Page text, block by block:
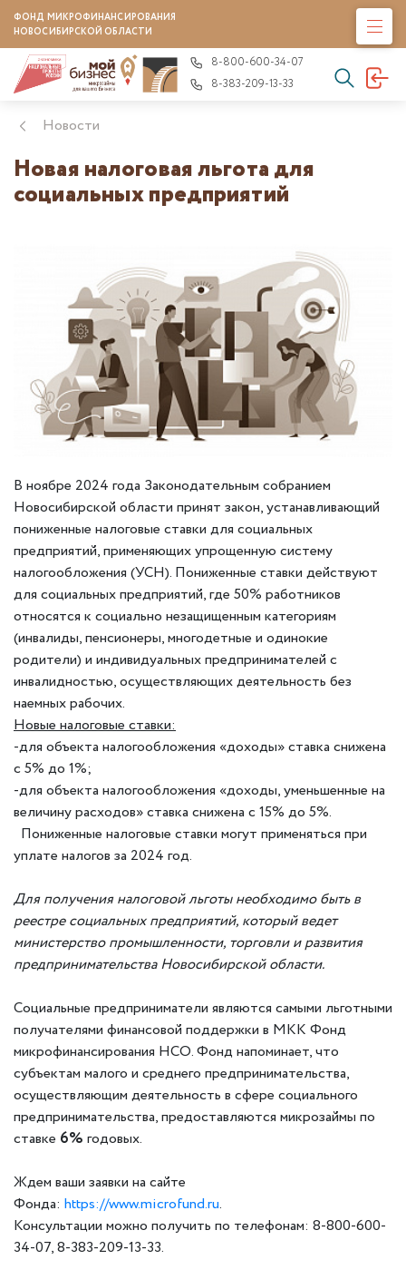
ФОНД МИКРОФИНАНСИРОВАНИЯ
НОВОСИБИРСКОЙ ОБЛАСТИ
8-800-600-34-07
8-383-209-13-33
Новости
Новая налоговая льгота для
социальных предприятий
В ноябре 2024 года Законодательным собранием
Новосибирской области принят закон, устанавливающий
пониженные налоговые ставки для социальных
предприятий, применяющих упрощенную систему
налогообложения (УСН). Пониженные ставки действуют
для социальных предприятий, где 50% работников
относятся к социально незащищенным категориям
(инвалиды, пенсионеры, многодетные и одинокие
родители) и индивидуальных предпринимателей с
инвалидностью, осуществляющих деятельность без
наемных рабочих.
Новые налоговые ставки:
-для объекта налогообложения «доходы» ставка снижена
с 5% до 1%;
-для объекта налогообложения «доходы, уменьшенные на
величину расходов» ставка снижена с 15% до 5%.
Пониженные налоговые ставки могут применяться при
уплате налогов за 2024 год.
Для получения налоговой льготы необходимо быть в
реестре социальных предприятий, который ведет
министерство промышленности, торговли и развития
предпринимательства Новосибирской области.
Социальные предприниматели являются самыми льготными
получателями финансовой поддержки в МКК Фонд
микрофинансирования НСО. Фонд напоминает, что
субъектам малого и среднего предпринимательства,
осуществляющим деятельность в сфере социального
предпринимательства, предоставляются микрозаймы по
ставке 6% годовых.
Ждем ваши заявки на сайте
Фонда: https://www.microfund.ru.
Консультации можно получить по телефонам: 8-800-600-
34-07, 8-383-209-13-33.